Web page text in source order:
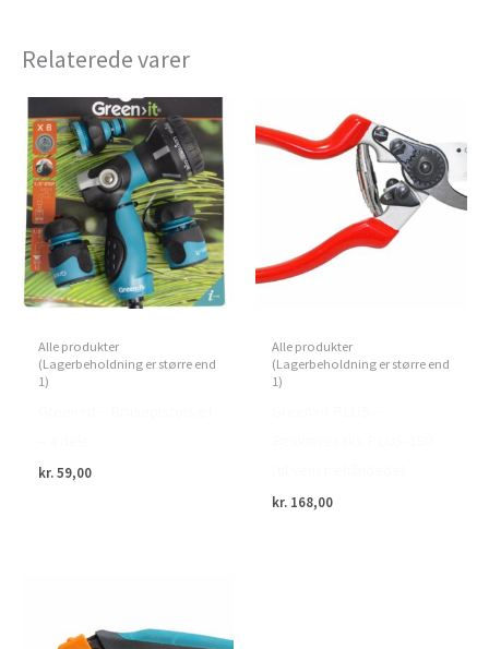
Relaterede varer
Alle produkter
(Lagerbeholdning er større end
1)
kr.59,00
Alle produkter
(Lagerbeholdning er større end
1)
kr. 168,00